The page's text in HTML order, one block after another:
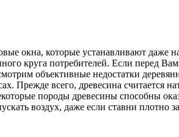
окна, которые устанавливают даже
круга потребителей. Если перед
объективные недостатки
Прежде всего, древесина считается
породы древесины способны
воздух, даже если ставни плотно